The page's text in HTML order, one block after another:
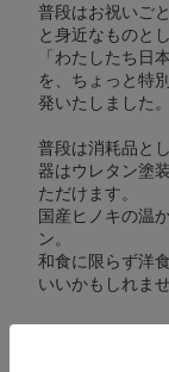
普段はお祝いご
と身近なものとし
「わたしたち日
を、ちょっと特
発いたしました。
普段は消耗品と
器はウレタン塗
ただけます。
国産ヒノキの温
ン。
和食に限らず洋
いいかもしれませ